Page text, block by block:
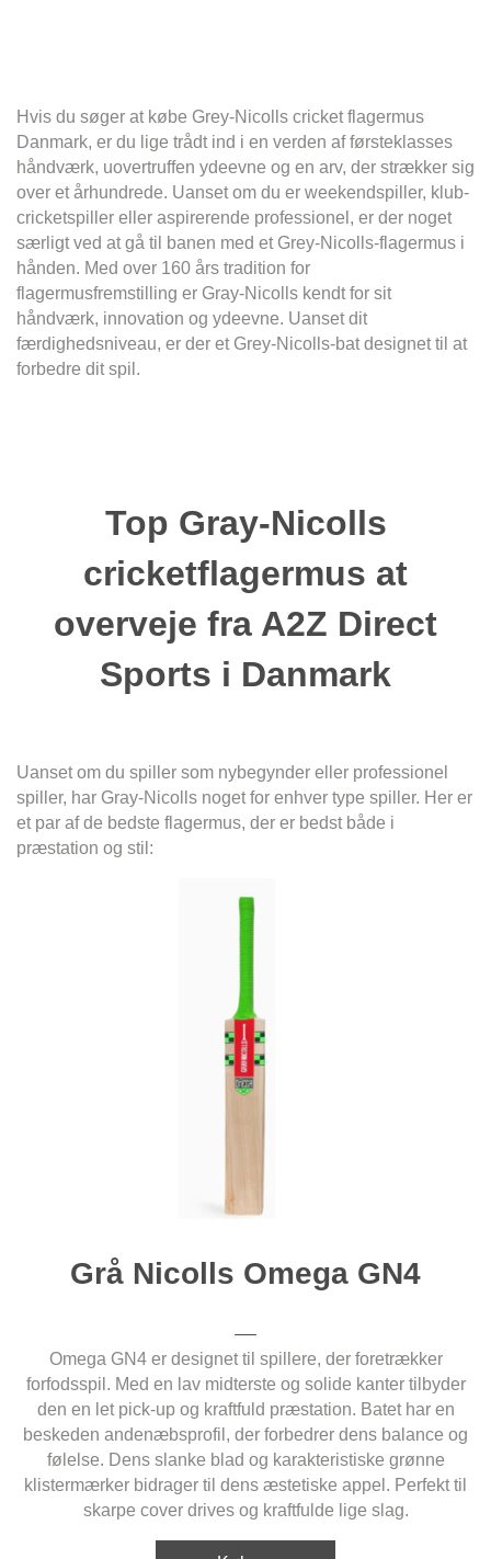
Hvis du søger at købe Grey-Nicolls cricket flagermus
Danmark, er du lige trådt ind i en verden af ​​førsteklasses
håndværk, uovertruffen ydeevne og en arv, der strækker sig
over et århundrede. Uanset om du er weekendspiller, klub-
cricketspiller eller aspirerende professionel, er der noget
særligt ved at gå til banen med et Grey-Nicolls-flagermus i
hånden. Med over 160 års tradition for
flagermusfremstilling er Gray-Nicolls kendt for sit
håndværk, innovation og ydeevne. Uanset dit
færdighedsniveau, er der et Grey-Nicolls-bat designet til at
forbedre dit spil.
Top Gray-Nicolls
cricketflagermus at
overveje fra A2Z Direct
Sports i Danmark
Uanset om du spiller som nybegynder eller professionel
spiller, har Gray-Nicolls noget for enhver type spiller. Her er
et par af de bedste flagermus, der er bedst både i
præstation og stil:
Grå Nicolls Omega GN4
Omega GN4 er designet til spillere, der foretrækker
forfodsspil. Med en lav midterste og solide kanter tilbyder
den en let pick-up og kraftfuld præstation. Batet har en
beskeden andenæbsprofil, der forbedrer dens balance og
følelse. Dens slanke blad og karakteristiske grønne
klistermærker bidrager til dens æstetiske appel. Perfekt til
skarpe cover drives og kraftfulde lige slag.